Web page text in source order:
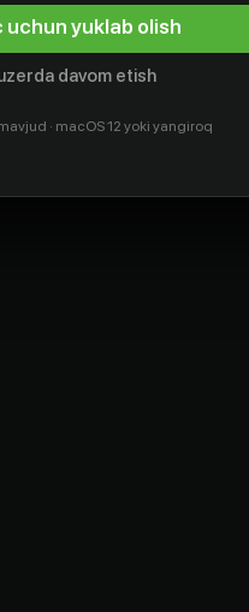
uchun yuklab olish
davom etish
· macOS 12 yoki yangiroq